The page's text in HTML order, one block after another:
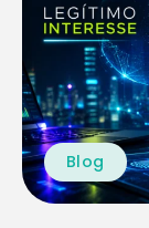
Blog